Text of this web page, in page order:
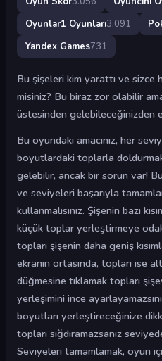
Oyunlar1 Oyunları3.091
Yandex Games731
Bu şişeleri kim yarattı ve sizce
misiniz? Bu biraz zor olabilir
üstesinden gelebileceğinizden
Bu oyundaki amacınız, her
boyutlardaki toplarla
gelebilir, ancak bir sorun var!
ve seviyeleri başarıyla
kullanmalısınız. Şişenin bazı
küçük toplar yerleştirmeye
topları şişenin daha geniş
ekranın ortasında, topları ise
düğmesine tıklamak topları
yerleşimini ince
boyutları yerleştireceğinize
topları sığdıramazsanız
Seviyeleri tamamlamak, oyun